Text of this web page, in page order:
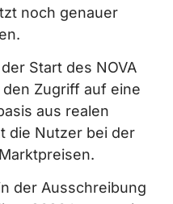
noch genauer
Start des NOVA
Zugriff auf eine
aus realen
die Nutzer bei der
der Ausschreibung